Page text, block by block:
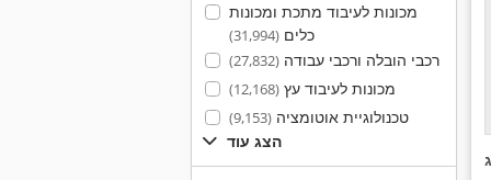
מכונות לעיבוד מתכת ומכונות
כלים(31,994)
רכבי הובלה ורכבי עבודה(27,832)
מכונות לעיבוד עץ(12,168)
טכנולוגיית אוטומציה(9,153)
הצג עוד